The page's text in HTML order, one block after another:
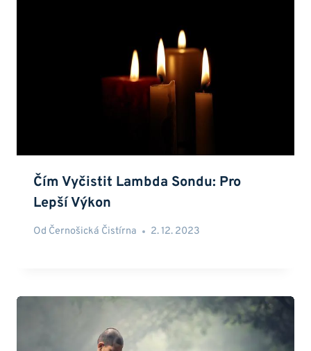
Čím Vyčistit Lambda Sondu: Pro
Lepší Výkon
Od Černošická Čistírna 2. 12. 2023